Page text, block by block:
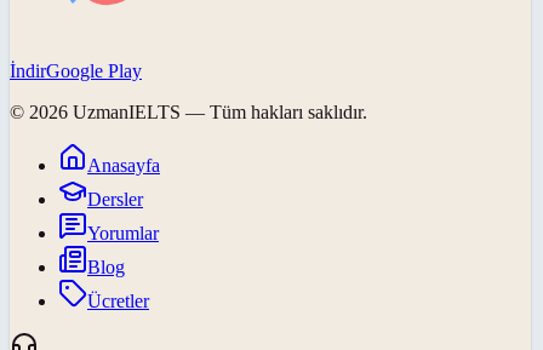
İndirGoogle Play
© 2026 UzmanIELTS — Tüm hakları saklıdır.
Anasayfa
Dersler
Yorumlar
Blog
Ücretler